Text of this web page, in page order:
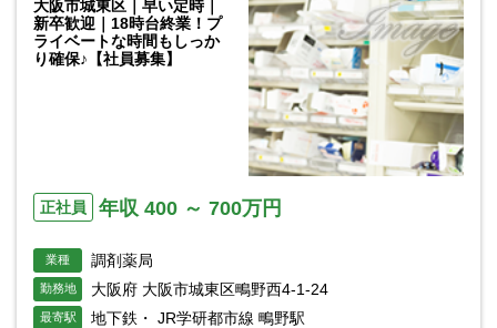
大阪市城東区｜早い定時｜
新卒歓迎｜18時台終業！プ
ライベートな時間もしっか
り確保♪【社員募集】
正社員 年収 400 ～ 700万円
業種 調剤薬局
勤務地 大阪府 大阪市城東区鴫野西4-1-24
最寄駅 地下鉄・ JR学研都市線 鴫野駅